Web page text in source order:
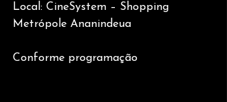
Local: CineSystem – Shopping
Metrópole Ananindeua
Conforme programação